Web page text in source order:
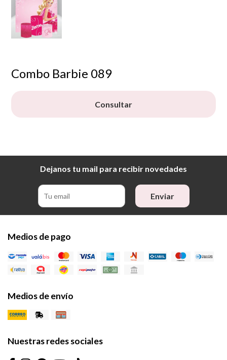
Combo Barbie 089
Consultar
Dejanos tu mail para recibir novedades
Enviar
Medios de pago
Medios de envío
Nuestras redes sociales